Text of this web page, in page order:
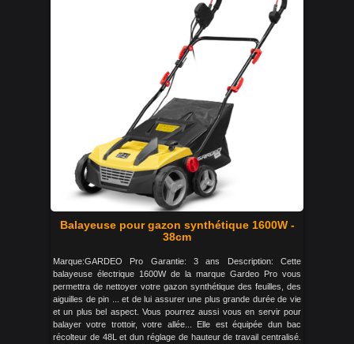
Balayeuse pour gazon synthétique 1600W -
38cm
Marque:GARDEO Pro Garantie: 3 ans Description: Cette
balayeuse électrique 1600W de la marque Gardeo Pro vous
permettra de nettoyer votre gazon synthétique des feuilles, des
aiguilles de pin ... et de lui assurer une plus grande durée de vie
et un plus bel aspect. Vous pourrez aussi vous en servir pour
balayer votre trottoir, votre allée... Elle est équipée dun bac
récolteur de 48L et dun réglage de hauteur de travail centralisé.